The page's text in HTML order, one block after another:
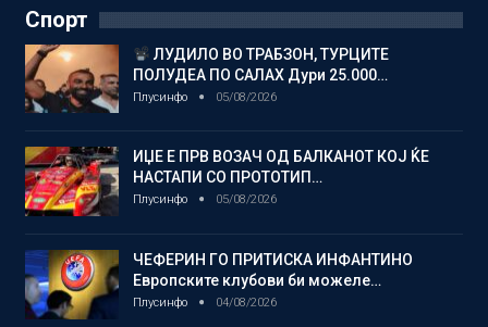
Спорт
ЛУДИЛО ВО ТРАБЗОН, ТУРЦИТЕ
ПОЛУДЕА ПО САЛАХ Дури 25.000…
Плусинфо 05/08/2026
ИЏЕ Е ПРВ ВОЗАЧ ОД БАЛКАНОТ КОЈ ЌЕ
НАСТАПИ СО ПРОТОТИП…
Плусинфо 05/08/2026
ЧЕФЕРИН ГО ПРИТИСКА ИНФАНТИНО
Европските клубови би можеле…
Плусинфо 04/08/2026